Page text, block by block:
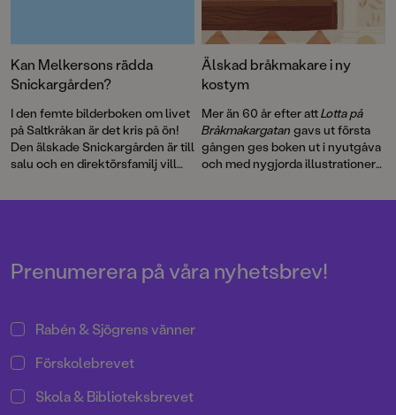
Kan Melkersons rädda
Snickargården?
I den femte bilderboken om livet
på Saltkråkan är det kris på ön!
Den älskade Snickargården är till
salu och en direktörsfamilj vill
bygga en bungalow …
berättelse.
Älskad bråkmakare i ny
kostym
Mer än 60 år efter attLotta på
Bråkmakargatan gavs ut första
gången ges boken ut i nyutgåva
och med nygjorda illustrationer
Prenumerera på våra nyhetsbrev!
Rabén & Sjögrens vänner
Förskolebrevet
Skola & Biblioteksbrevet